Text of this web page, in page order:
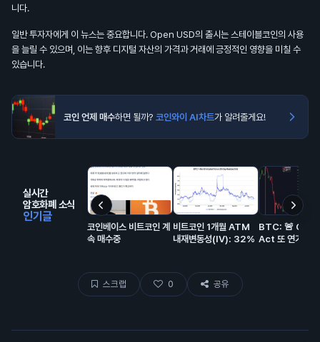
니다.
일반 투자자에게 이 뉴스는 중요합니다. Open USD의 출시는 스테이블코인의 사용
을 늘릴 수 있으며, 이는 향후 디지털 자산의 가격과 거래에 긍정적인 영향을 미칠 수
있습니다.
코인 언제 매수하면 될까? 코인와이 AI차트가 알려줄게요!
실시간
암호화폐 소식
인기글
코인베이스 비트코인 계
속 매수중
비트코인 1개월 ATM
내재변동성(IV): 32%
BTC: 🚨
Act 또 연기…
스크랩 0 공유